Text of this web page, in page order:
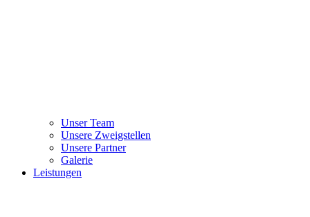
Unser Team
Unsere Zweigstellen
Unsere Partner
Galerie
Leistungen